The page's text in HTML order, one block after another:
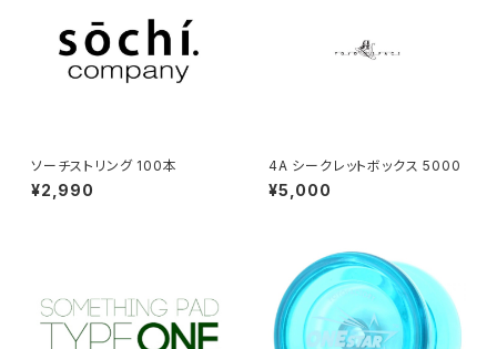
ソーチストリング 100本
¥2,990
4A シークレットボックス 5000
¥5,000